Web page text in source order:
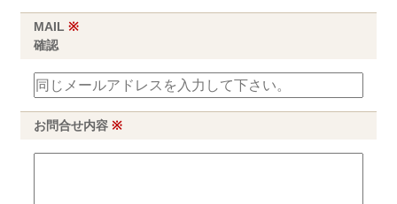
MAIL※
確認
お問合せ内容※